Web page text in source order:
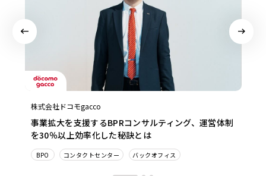
株式会社ドコモgacco
事業拡大を支援するBPRコンサルティング、運営体制
を30％以上効率化した秘訣とは
BPO コンタクトセンター バックオフィス